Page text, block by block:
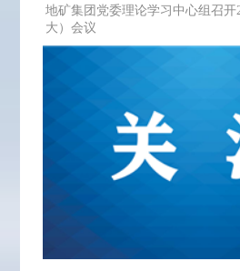
地矿集团党委理论学习中心组召开
大）会议